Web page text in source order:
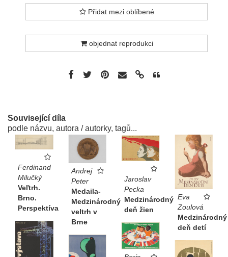
Přidat mezi oblíbené
objednat reprodukci
Související díla
podle názvu, autora / autorky, tagů...
Ferdinand
Milučký
Veľtrh.
Brno.
Perspektíva
Andrej
Peter
Medaila-
Medzinárodný
veltrh v
Brne
Jaroslav
Pecka
Medzinárodný
deň žien
Eva
Zoulová
Medzinárodný
deň detí